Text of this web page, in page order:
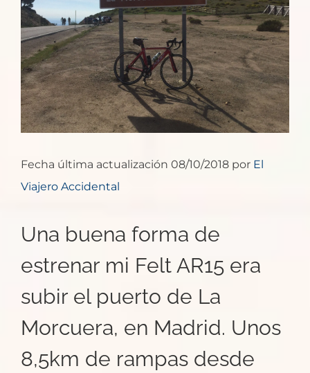
grande
Fecha última actualización 08/10/2018 por El
Viajero Accidental
Una buena forma de
estrenar mi Felt AR15 era
subir el puerto de La
Morcuera, en Madrid. Unos
8,5km de rampas desde